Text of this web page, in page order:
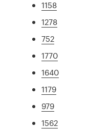
1158
1278
752
1770
1640
1179
979
1562